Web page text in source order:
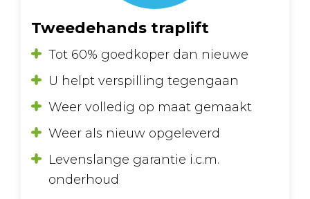
Tweedehands traplift
Tot 60% goedkoper dan nieuwe
U helpt verspilling tegengaan
Weer volledig op maat gemaakt
Weer als nieuw opgeleverd
Levenslange garantie i.c.m.
onderhoud